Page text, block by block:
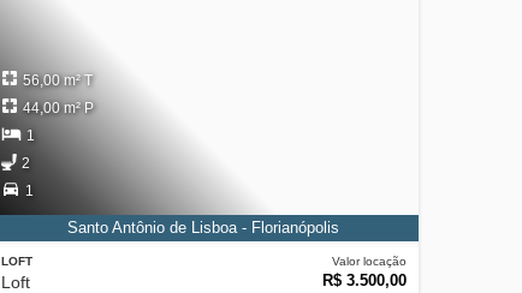
LOFT
Loft
Valor locação
R$ 3.500,00
56,00 m² T
44,00 m² P
1
2
1
Santo Antônio de Lisboa - Florianópolis